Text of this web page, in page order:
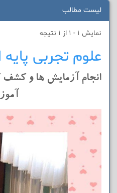
لیست مطالب
نمایش 1 - 1 از 1 نتیجه
علوم تجربی پایه
انجام آزمایش ها و